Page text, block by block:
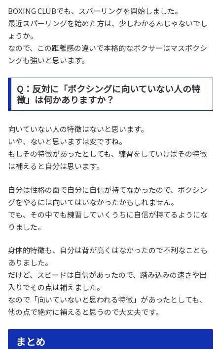
BOXING CLUBでも、スパーリングを開始しました。
最近スパーリングを始めた方は、少しわかるんじゃないでし
ょうか。
なので、この距離感の違いで本格的なボクサーはマスボクシ
ングも強いと思います。
Q：反対に「ボクシングに向いていない人の特
徴」は何かありますか？
向いていない人の特徴はないと思います。
いや、ないと思いますは変ですね。
もしその特徴があったとしても、練習をしていけばその特徴
は補えると自分は思います。
自分は性格の面で自分に自信が持てなかったので、ボクシン
グをやるには向いてはいなかったかもしれません。
でも、その中でも練習していくうちに自信が持てるようにな
りました。
身体的特徴も、自分は背が高くはなかったので不利なことも
ありました。
だけど、スピードは自信があったので、踏み込みの速さや出
入りでその点は補えました。
なので「向いていないと思われる特徴」があったとしても、
他の点で絶対に補えると思うので大丈夫です。
まとめ